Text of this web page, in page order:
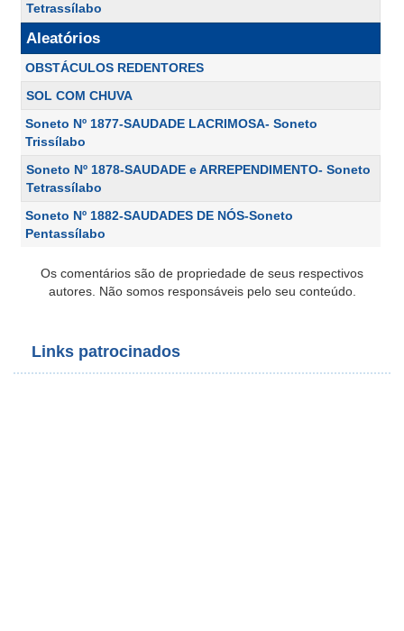
Tetrassílabo
Aleatórios
OBSTÁCULOS REDENTORES
SOL COM CHUVA
Soneto Nº 1877-SAUDADE LACRIMOSA- Soneto
Trissílabo
Soneto Nº 1878-SAUDADE e ARREPENDIMENTO- Soneto
Tetrassílabo
Soneto Nº 1882-SAUDADES DE NÓS-Soneto
Pentassílabo
Os comentários são de propriedade de seus respectivos
autores. Não somos responsáveis pelo seu conteúdo.
Links patrocinados